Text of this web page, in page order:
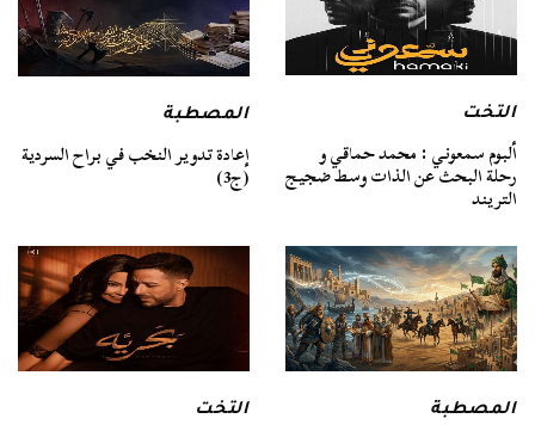
التخت
ألبوم سمعوني : محمد حماقي و
رحلة البحث عن الذات وسط ضجيج
التريند
المصطبة
إعادة تدوير النخب في براح السردية
(ج3)
المصطبة التخت